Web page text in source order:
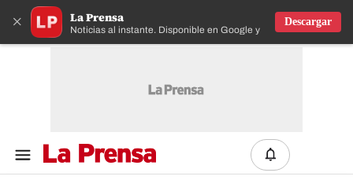
× La Prensa
Noticias al instante. Disponible en Google y IOS
Descargar